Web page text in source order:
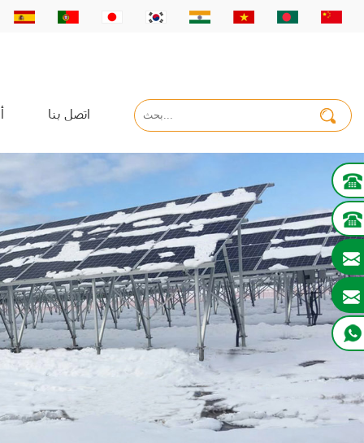
اتصل بنا